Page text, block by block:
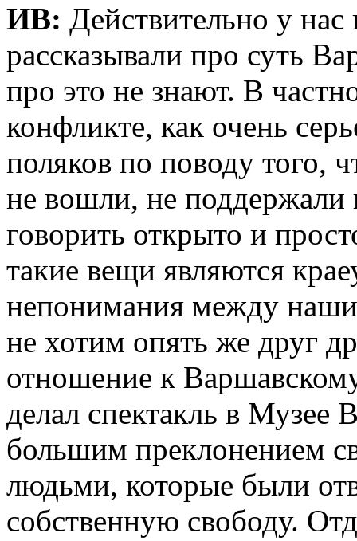
ИВ: Действительно у
рассказывали про суть
про это не знают. В
конфликте, как очень
поляков по поводу того,
не вошли, не поддержали
говорить открыто и
такие вещи являются
непонимания между
не хотим опять же друг
отношение к
делал спектакль в Музее
большим преклонением
людьми, которые были
собственную свободу.